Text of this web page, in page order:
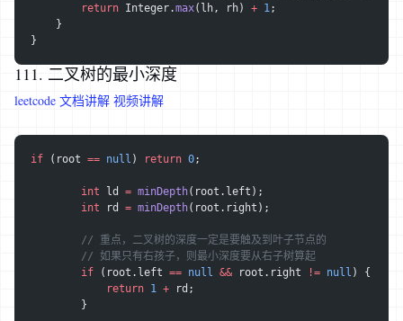
        return
Integer.max(lh, rh) + 1;
    }
}
111. 二叉树的最小深度
leetcode 文档讲解 视频讲解
if (root == null ) return 0;
        int
ld = minDepth(root.left);
        int
rd = minDepth(root.right);
        // 重点，二叉树的深度一定是要触及到叶子节点的
        // 如果只有右孩子，则最小深度要从右子树算起
        if
(root.left == null && root.right != null ) {
            return
1 + rd;
        }